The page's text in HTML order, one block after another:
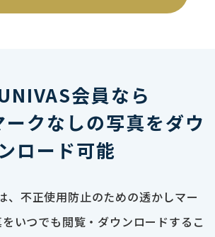
会員なら
クなしの写真をダウ
ンロード可能
、不正使用防止のための透かしマー
いつでも閲覧・ダウンロードするこ